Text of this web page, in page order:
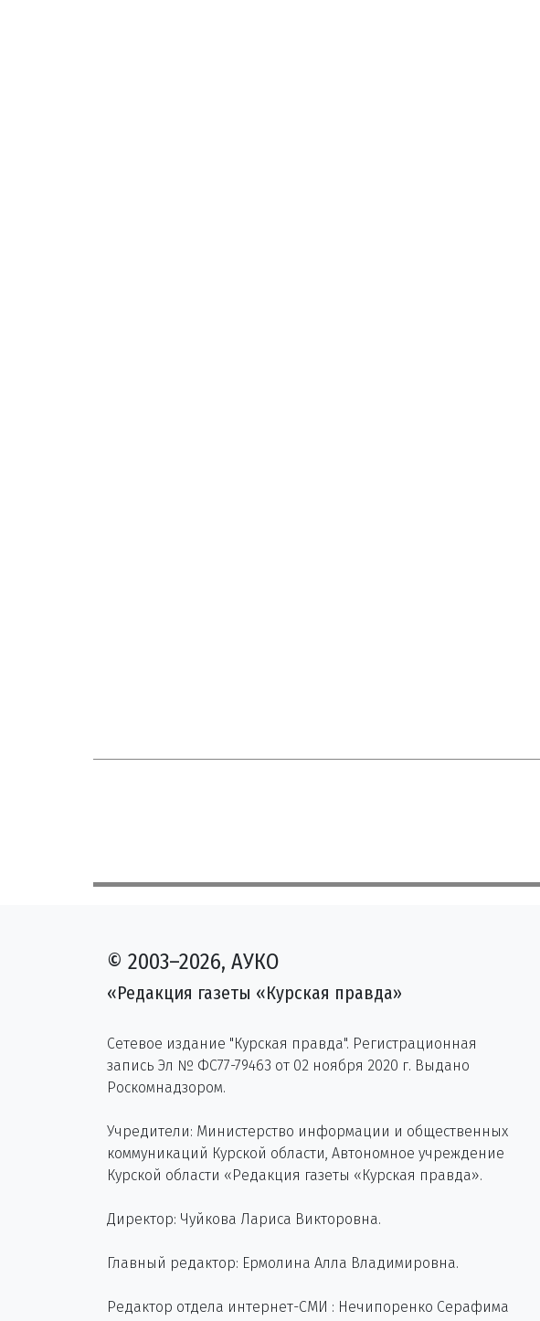
© 2003–2026, АУКО
«Редакция газеты «Курская правда»
Сетевое издание "Курская правда". Регистрационная
запись Эл № ФС77-79463 от 02 ноября 2020 г. Выдано
Роскомнадзором.
Учредители: Министерство информации и общественных
коммуникаций Курской области, Автономное учреждение
Курской области «Редакция газеты «Курская правда».
Директор: Чуйкова Лариса Викторовна.
Главный редактор: Ермолина Алла Владимировна.
Редактор отдела интернет-СМИ : Нечипоренко Серафима